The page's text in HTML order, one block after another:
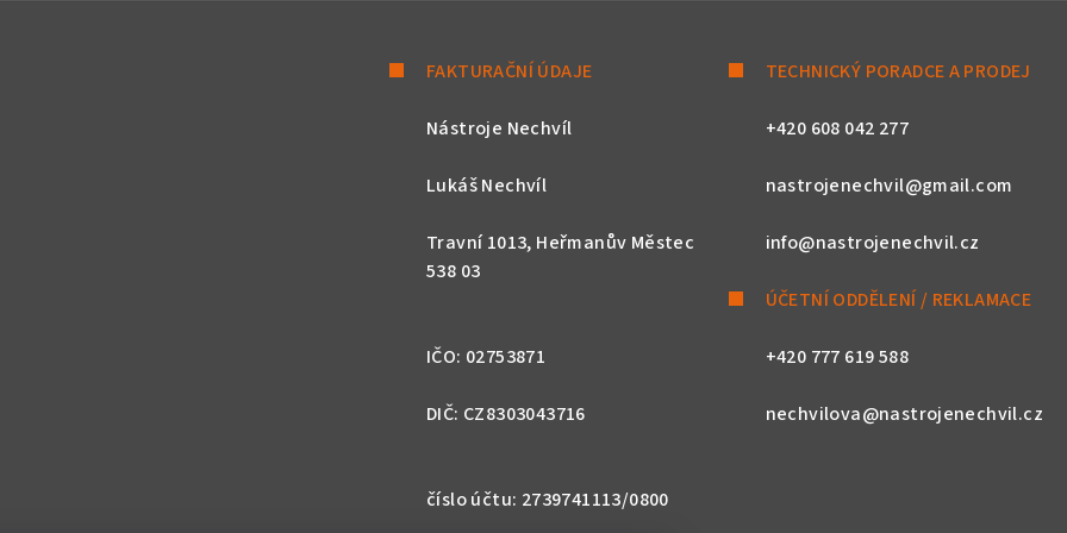
FAKTURAČNÍ ÚDAJE
Nástroje Nechvíl
Lukáš Nechvíl
Travní 1013, Heřmanův Městec
538 03
IČO: 02753871
DIČ: CZ8303043716
číslo účtu: 2739741113/0800
TECHNICKÝ PORADCE A PRODEJ
+420 608 042 277
nastrojenechvil@gmail.com
info@nastrojenechvil.cz
ÚČETNÍ ODDĚLENÍ / REKLAMACE
+420 777 619 588
nechvilova@nastrojenechvil.cz